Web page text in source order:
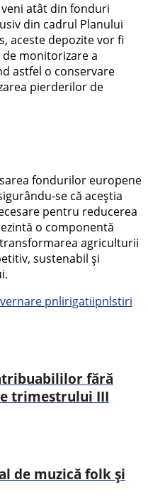
atât din fonduri
din cadrul Planului
aceste depozite vor fi
monitorizare a
astfel o conservare
pierderilor de
fondurilor europene
se că aceștia
pentru reducerea
o componentă
agriculturii
sustenabil și
pnlirigatiipnlstiri
fără
trimestrului III
de muzică folk și